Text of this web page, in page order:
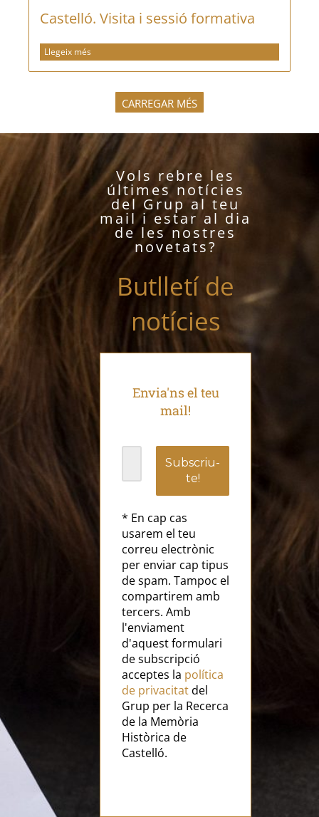
Castelló. Visita i sessió formativa
Llegeix més
CARREGAR MÉS
Vols rebre les
últimes notícies
del Grup al teu
mail i estar al dia
de les nostres
novetats?
Butlletí de
notícies
Envia'ns el teu
mail!
* En cap cas
usarem el teu
correu electrònic
per enviar cap tipus
de spam. Tampoc el
compartirem amb
tercers. Amb
l'enviament
d'aquest formulari
de subscripció
acceptes la política
de privacitatdel
Grup per la Recerca
de la Memòria
Històrica de
Castelló.